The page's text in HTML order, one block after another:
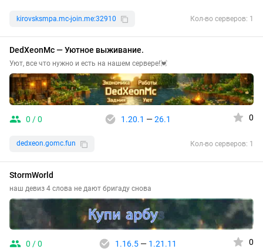
kirovsksmpa.mc-join.me:32910 Кол-во серверов: 1
DedXeonMc — Уютное выживание.
Уют, все что нужно и есть на нашем сервере!💓
0 / 0 1.20.1 — 26.1 0
dedxeon.gomc.fun Кол-во серверов: 1
StormWorld
наш девиз 4 слова не дают бригаду снова
0 / 0 1.16.5— 1.21.11 0